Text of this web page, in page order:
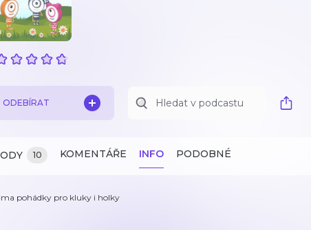
ODEBÍRAT
10 KOMENTÁŘE INFO PODOBNÉ
pohádky pro kluky i holky